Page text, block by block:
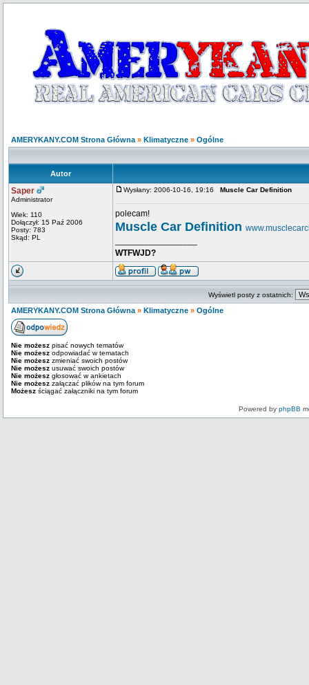
AMERYKANY.COM Strona Główna » Klimatyczne » Ogólne
Autor
Saper
Administrator
Wiek: 110
Dołączył: 15 Paź 2006
Posty: 783
Skąd: PL
Wysłany: 2006-10-16, 19:16 Muscle Car Definition
polecam!
Muscle Car Definition
WTFWJD?
Wyświetl posty z ostatnich:
AMERYKANY.COM Strona Główna » Klimatyczne » Ogólne
Nie możesz pisać nowych tematów
Nie możesz odpowiadać w tematach
Nie możesz zmieniać swoich postów
Nie możesz usuwać swoich postów
Nie możesz głosować w ankietach
Nie możesz załączać plików na tym forum
Możesz ściągać załączniki na tym forum
Powered by phpBB